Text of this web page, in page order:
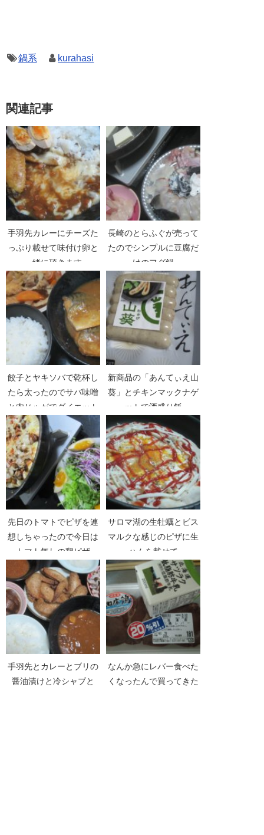
鍋系 kurahasi
関連記事
手羽先カレーにチーズた
っぷり載せて味付け卵と
一緒に頂きます
長崎のとらふぐが売って
たのでシンプルに豆腐だ
けのフグ鍋
餃子とヤキソバで乾杯し
たら太ったのでサバ味噌
と肉じゃがでダイエット
開始
新商品の「あんてぃえ山
葵」とチキンマックナゲ
ットで酒盛り飯
先日のトマトでピザを連
想しちゃったので今日は
トマト無しの鶏ピザ
サロマ湖の生牡蠣とビス
マルクな感じのピザに生
ハムを載せて
手羽先とカレーとブリの
醤油漬けと冷シャブと
なんか急にレバー食べた
くなったんで買ってきた